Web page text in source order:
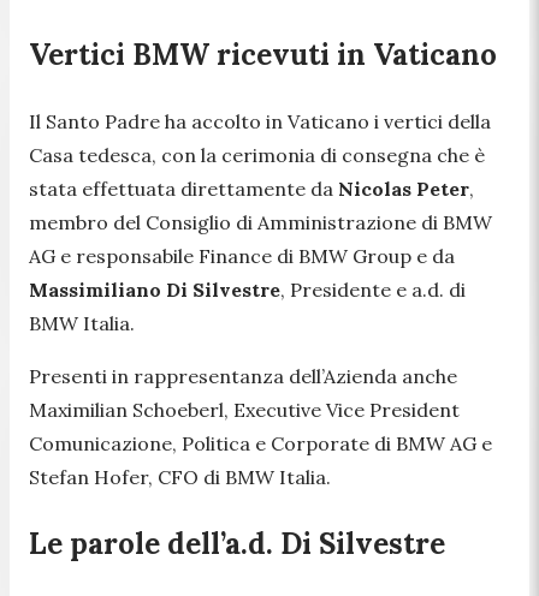
Vertici BMW ricevuti in Vaticano
Il Santo Padre ha accolto in Vaticano i vertici della
Casa tedesca, con la cerimonia di consegna che è
stata effettuata direttamente da Nicolas Peter,
membro del Consiglio di Amministrazione di BMW
AG e responsabile Finance di BMW Group e da
Massimiliano Di Silvestre, Presidente e a.d. di
BMW Italia.
Presenti in rappresentanza dell’Azienda anche
Maximilian Schoeberl, Executive Vice President
Comunicazione, Politica e Corporate di BMW AG e
Stefan Hofer, CFO di BMW Italia.
Le parole dell’a.d. Di Silvestre